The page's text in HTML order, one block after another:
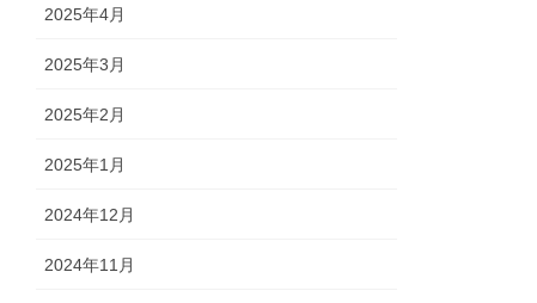
2025年4月
2025年3月
2025年2月
2025年1月
2024年12月
2024年11月